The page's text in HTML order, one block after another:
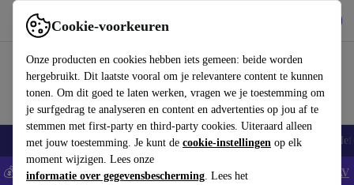
Cookie-voorkeuren
Onze producten en cookies hebben iets gemeen: beide worden
hergebruikt. Dit laatste vooral om je relevantere content te kunnen
tonen. Om dit goed te laten werken, vragen we je toestemming om
je surfgedrag te analyseren en content en advertenties op jou af te
stemmen met first-party en third-party cookies. Uiteraard alleen
met jouw toestemming. Je kunt de cookie-instellingen op elk
moment wijzigen. Lees onze
informatie over gegevensbescherming. Lees het
Gebruik refurbed snel en eenvoudig
Smartphones Laptops Tablets Smartwatches Accessoires
💰Bespaar 5% EXTRA op alle iPhones - Code: IPHONEDEAL - AV